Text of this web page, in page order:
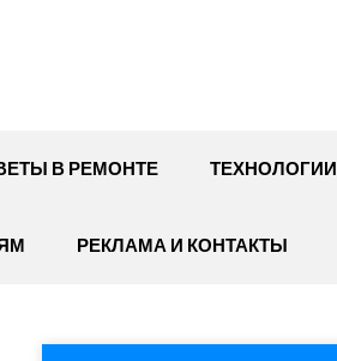
В РЕМОНТЕ ТЕХНОЛОГИИ
РЕКЛАМА И КОНТАКТЫ